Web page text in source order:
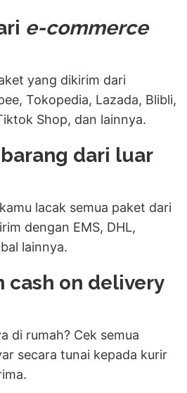
e-commerce
yang dikirim dari
Tokopedia, Lazada, Blibli,
Shop, dan lainnya.
dari luar
lacak semua paket dari
dengan EMS, DHL,
lainnya.
cash on delivery
di rumah? Cek semua
secara tunai kepada kurir